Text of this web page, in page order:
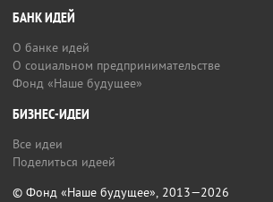
БАНК ИДЕЙ
О банке идей
О социальном предпринимательстве
Фонд «Наше будущее»
БИЗНЕС-ИДЕИ
Все идеи
Поделиться идеей
© Фонд «Наше будущее», 2013—2026